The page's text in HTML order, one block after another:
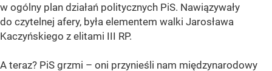
w ogólny plan działań politycznych PiS. Nawiązywały
do czytelnej afery, była elementem walki Jarosława
Kaczyńskiego z elitami III RP.
A teraz? PiS grzmi – oni przynieśli nam międzynarodowy